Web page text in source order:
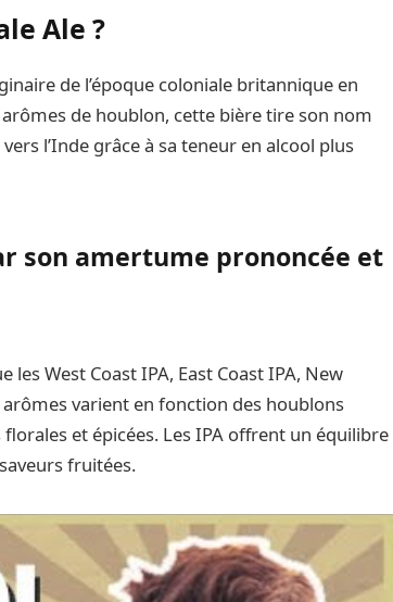
Ale ?
de l’époque coloniale britannique en
de houblon, cette bière tire son nom
l’Inde grâce à sa teneur en alcool plus
son amertume prononcée et
West Coast IPA, East Coast IPA, New
arômes varient en fonction des houblons
et épicées. Les IPA offrent un équilibre
fruitées.